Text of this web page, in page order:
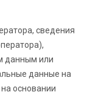
сведения
данным или
данные на
основании